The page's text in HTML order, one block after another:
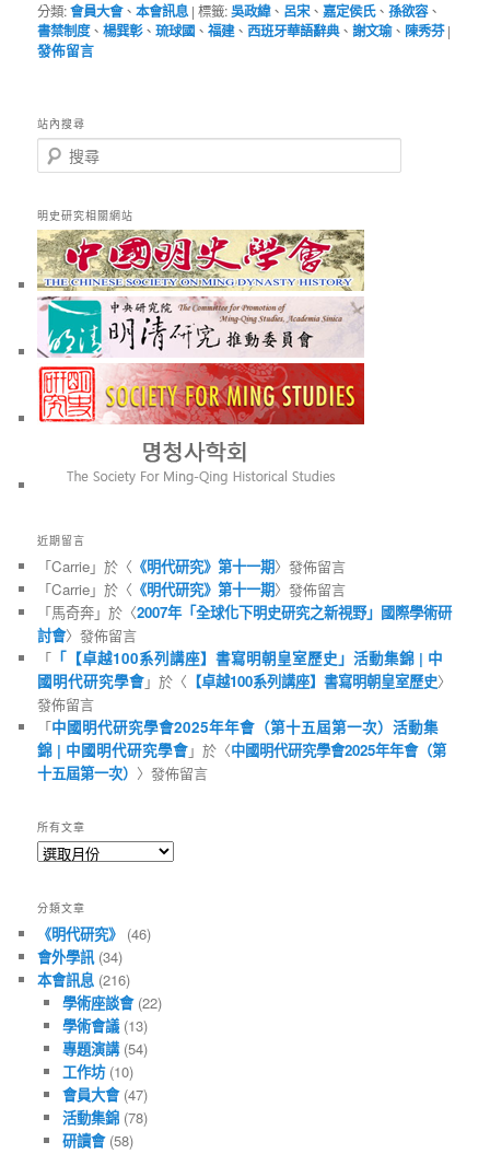
分類:會員大會、本會訊息 |標籤:吳政緯、 呂宋、嘉定侯氏、孫欲容、
書禁制度、楊巽彰、琉球國 、福建、西班牙華語辭典、謝文瑜、 陳秀芬 |
發佈留言
站內搜尋
搜
尋
明史研究相關網站
近期留言
「Carrie」於〈 《明代研究》第十一期〉發佈留言
「Carrie」於〈 《明代研究》第十一期〉發佈留言
「馬奇奔」於〈2007年「全球化下明史研究之新視野」國際學術研
討會〉發佈留言
「 「【卓越100系列講座】書寫明朝皇室歷史」活動集錦 | 中
國明代研究學會」於〈 【卓越100系列講座】書寫明朝皇室歷史〉
發佈留言
「中國明代研究學會2025年年會（第十五屆第一次）活動集
錦 | 中國明代研究學會」於〈中國明代研究學會2025年年會（第
十五屆第一次） 〉發佈留言
所有文章
所
章
分類文章
《明代研究》 (46)
會外學訊 (34)
本會訊息 (216)
學術座談會(22)
學術會議(13)
專題演講(54)
工作坊(10)
會員大會(47)
活動集錦(78)
研讀會(58)